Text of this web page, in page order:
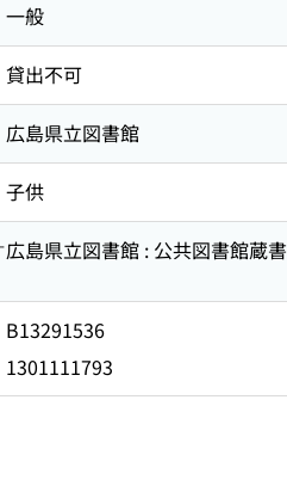
一般
貸出不可
広島県立図書館
子供
広島県立図書館 : 公共図書館蔵書
B13291536
1301111793